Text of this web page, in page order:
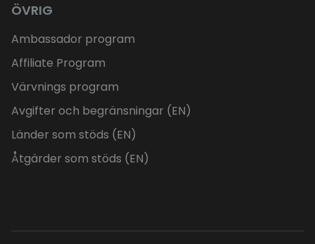
ÖVRIG
Ambassador program
Affiliate Program
Värvnings program
Avgifter och begränsningar (EN)
Länder som stöds (EN)
Åtgärder som stöds (EN)